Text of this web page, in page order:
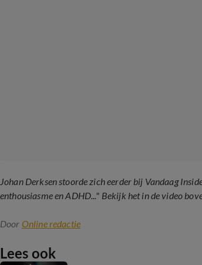
Johan Derksen stoorde zich eerder bij Vandaag
enthousiasme en ADHD..." Bekijk het in de video
Door Online redactie
Lees ook